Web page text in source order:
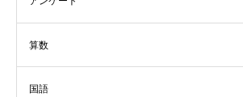
算数
国語